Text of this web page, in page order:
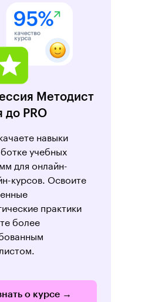
Методист
до PRO
навыки
учебных
для онлайн-
курсов. Освоите
практики
более
о курсе →